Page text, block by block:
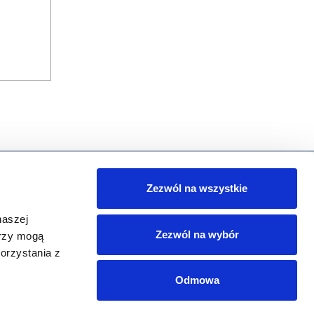
mogą
z
Zezwól na wszystkie
Zezwól na wybór
Odmowa
KONTAKT